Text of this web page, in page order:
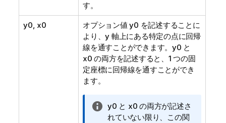
す。
y0, x0 オプション値y0 を記述することに
より、y 軸上にある特定の点に回帰
線を通すことができます。 y0 と
x0 の両方を記述すると、1 つの固
定座標に回帰線を通すことができ
ます。
情
報
y0 と x0 の両方が記述さ
れていない限り、この関